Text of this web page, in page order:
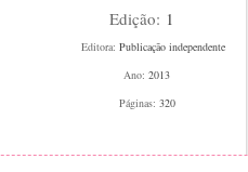
Edição: 1
Editora: Publicação independente
Ano: 2013
Páginas: 320